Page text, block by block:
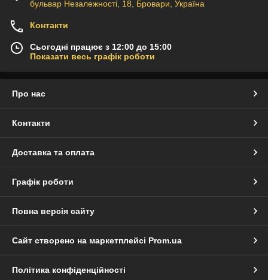
бульвар Незалежності, 18, Бровари, Україна
Контакти
Сьогодні працює з 12:00 до 15:00
Показати весь графік роботи
Про нас
Контакти
Доставка та оплата
Графік роботи
Повна версія сайту
Сайт створено на маркетплейсі Prom.ua
Політика конфіденційності